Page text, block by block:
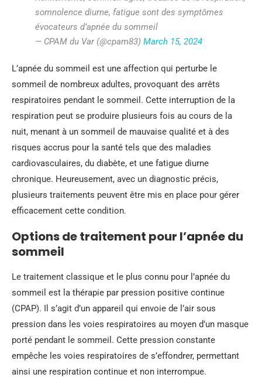
somnolence diurne, fatigue sont des symptômes
évocateurs d’apnée du sommeil
— CPAM du Var (@cpam83) March 15, 2024
L’apnée du sommeil est une affection qui perturbe le
sommeil de nombreux adultes, provoquant des arrêts
respiratoires pendant le sommeil. Cette interruption de la
respiration peut se produire plusieurs fois au cours de la
nuit, menant à un sommeil de mauvaise qualité et à des
risques accrus pour la santé tels que des maladies
cardiovasculaires, du diabète, et une fatigue diurne
chronique. Heureusement, avec un diagnostic précis,
plusieurs traitements peuvent être mis en place pour gérer
efficacement cette condition.
Options de traitement pour l’apnée du
sommeil
Le traitement classique et le plus connu pour l’apnée du
sommeil est la thérapie par pression positive continue
(CPAP). Il s’agit d’un appareil qui envoie de l’air sous
pression dans les voies respiratoires au moyen d’un masque
porté pendant le sommeil. Cette pression constante
empêche les voies respiratoires de s’effondrer, permettant
ainsi une respiration continue et non interrompue.